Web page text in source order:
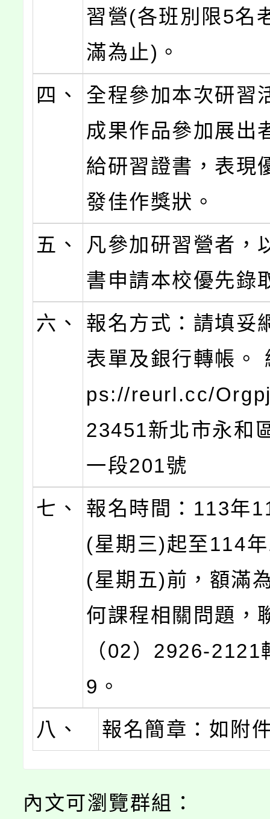
習營(各班別限5名
滿為止)。
四、
全程參加本次研習
成果作品參加展出
給研習證書，表現
發佳作獎狀。
五、
凡參加研習營者，
書申請本校優先錄
六、
報名方式：請填妥
表單及銀行轉帳。
ps://reurl.cc/
23451新北市永和
一段201號
七、
報名時間：113年
(星期三)起至114
(星期五)前，額滿
何課程相關問題，
（02）2926-
9。
八、
報名簡章：如附
內文可瀏覽群組：